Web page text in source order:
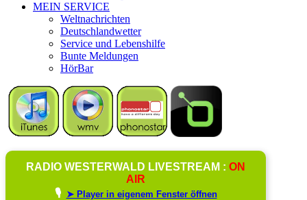
MEIN SERVICE
Weltnachrichten
Deutschlandwetter
Service und Lebenshilfe
Bunte Meldungen
HörBar
RADIO WESTERWALD LIVESTREAM : ON
AIR
🎙️ ➤ Player in eigenem Fenster öffnen